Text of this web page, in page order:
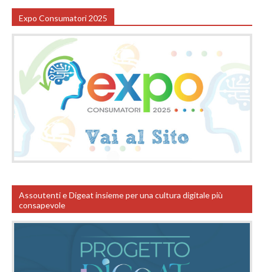
Expo Consumatori 2025
Assoutenti e Digeat insieme per una cultura digitale più
consapevole